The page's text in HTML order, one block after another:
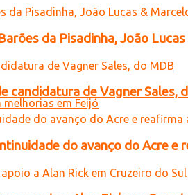
da Pisadinha, João
candidatura de Vagner Sales,
do avanço do Acre e